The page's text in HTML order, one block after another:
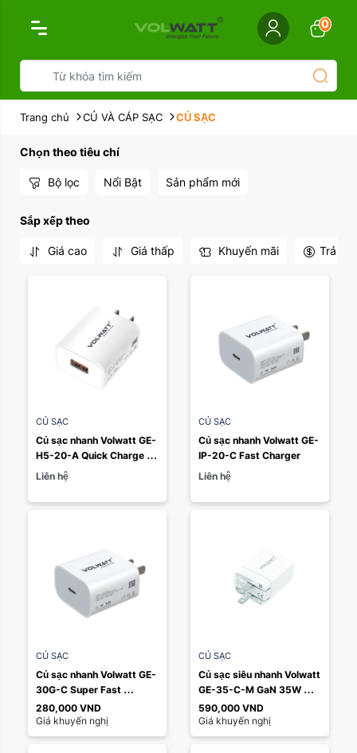
0
Trang chủ CỦ VÀ CÁP SẠC CỦ SẠC
Chọn theo tiêu chí
Bộ lọc Nổi Bật Sản phẩm mới
Sắp xếp theo
Giá cao Giá thấp Khuyến mãi Trả
CỦ SẠC
Củ sạc nhanh Volwatt GE-
H5-20-A Quick Charge
3.0 cổng USB
Liên hệ
CỦ SẠC
Củ sạc nhanh Volwatt GE-
IP-20-C Fast Charger
Liên hệ
CỦ SẠC
Củ sạc nhanh Volwatt GE-
30G-C Super Fast
Charger
280,000 VND
Giá khuyến nghị
Loại hàng:
CỦ SẠC
Củ sạc siêu nhanh Volwatt
GE-35-C-M GaN 35W
PD+QC Dual Ports
590,000 VND
Giá khuyến nghị
Loại hàng: